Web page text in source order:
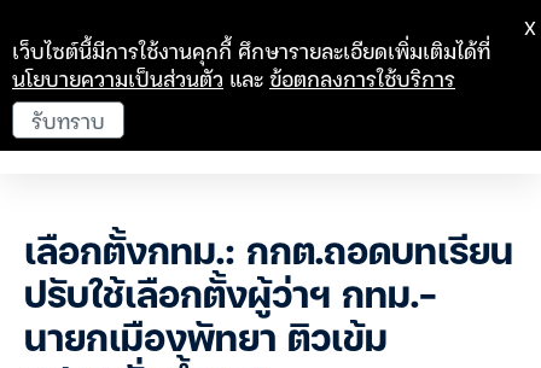
เลือกตั้งกทม.: กกต.ถอดบทเรียน
ปรับใช้เลือกตั้งผู้ว่าฯ กทม.-
นายกเมืองพัทยา ติวเข้ม
เว็บไซต์นี้มีการใช้งานคุกกี้ ศึกษารายละเอียดเพิ่มเติมได้ที่
นโยบายความเป็นส่วนตัว และข้อตกลงการใช้บริการ
รับทราบ
X